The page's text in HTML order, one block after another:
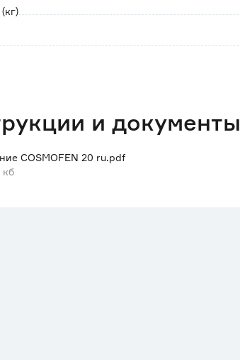
и документы
COSMOFEN 20 ru.pdf
кб